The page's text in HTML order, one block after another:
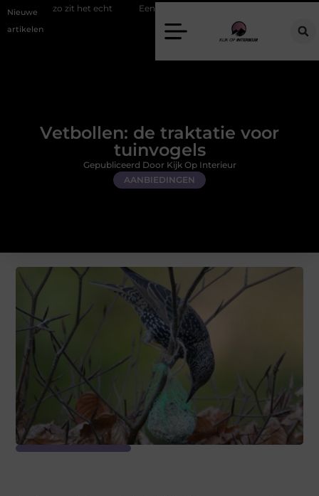
Nieuwe
artikelen
het echt Een energiezuinige hanglamp kopen in Gelderland
Vetbollen: de traktatie voor
tuinvogels
AANBIEDINGEN
Gepubliceerd Door Kijk Op Interieur